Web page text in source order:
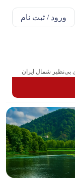
ورود / ثبت نام
شمال ایران